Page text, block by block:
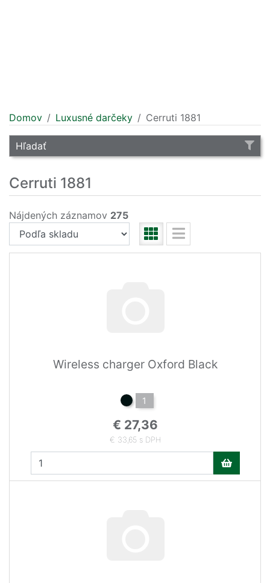
Domov Luxusné darčeky Cerruti 1881
Hľadať
Cerruti 1881
Nájdených záznamov 275
Wireless charger Oxford Black
1
€ 27,36
€ 33,65 s DPH